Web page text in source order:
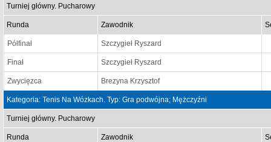
Turniej główny. Pucharowy
Runda Zawodnik
Półfinał Szczygieł Ryszard
Finał Szczygieł Ryszard
Zwycięzca Brezyna Krzysztof
Kategoria: Tenis Na Wózkach. Typ: Gra podwójna; Mężczyźni
Turniej główny. Pucharowy
Runda Zawodnik